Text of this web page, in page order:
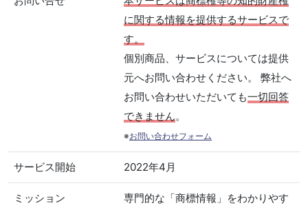
に関する情報を提供するサービスで
す。
個別商品、サービスについては提供
元へお問い合わせください。 弊社へ
お問い合わせいただいても一切回答
できません。
※お問い合わせフォーム
サービス開始 2022年4月
ミッション
専門的な「商標情報」をわかりやす